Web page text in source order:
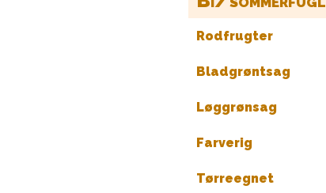
Rodfrugter
Bladgrøntsag
Løggrønsag
Farverig
Tørreegnet